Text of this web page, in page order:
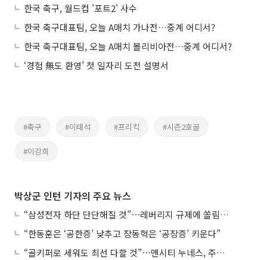
한국 축구, 월드컵 '포트2' 사수
한국 축구대표팀, 오늘 A매치 가나전…중계 어디서?
한국 축구대표팀, 오늘 A매치 볼리비아전…중계 어디서?
‘경험 無도 환영’ 첫 일자리 도전 설명서
#축구 #이태석 #프리킥 #시즌2호골
#이강희
박상군 인턴 기자의 주요 뉴스
“삼성전자 하단 단단해질 것”⋯레버리지 규제에 쏠림 완화
“한동훈은 ‘공한증’ 낮추고 장동혁은 ‘공장증’ 키운다”
“골키퍼로 세워도 최선 다할 것”⋯맨시티 누네스, 주전 경쟁 각오